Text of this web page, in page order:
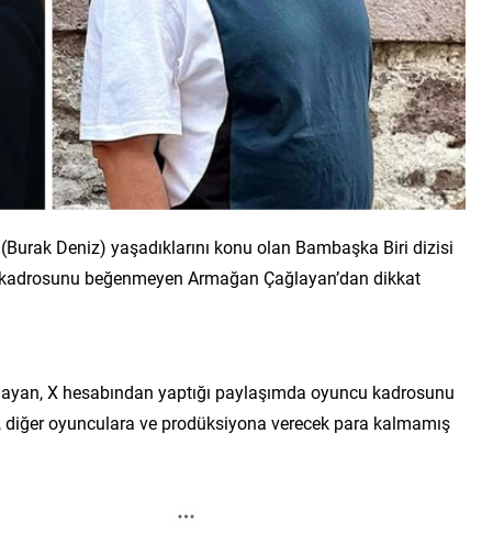
Deniz) yaşadıklarını konu olan Bambaşka Biri dizisi
beğenmeyen Armağan Çağlayan’dan dikkat
X hesabından yaptığı paylaşımda oyuncu kadrosunu
oyunculara ve prodüksiyona verecek para kalmamış